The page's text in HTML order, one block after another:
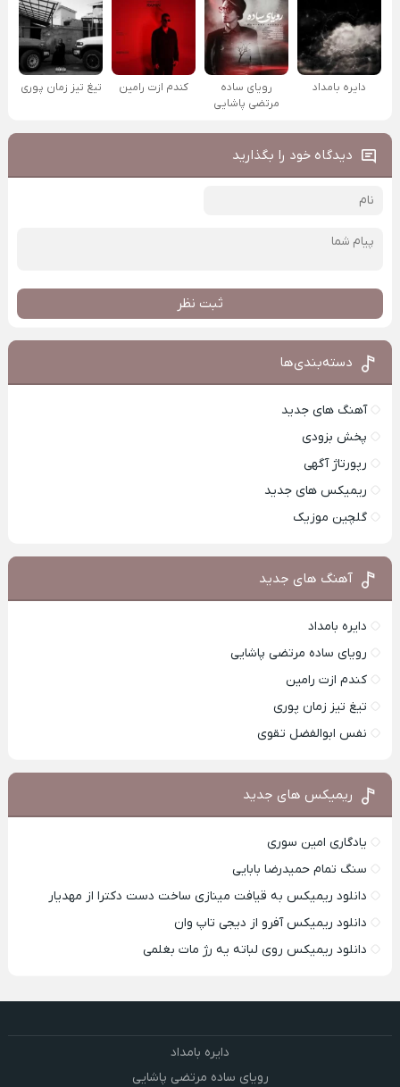
دایره بامداد
رویای ساده
مرتضی پاشایی
کندم ازت رامین تیغ تیز زمان پوری
دیدگاه خود را بگذارید
ثبت نظر
دسته‌بندی‌ها
آهنگ های جدید
پخش بزودی
رپورتاژ آگهی
ریمیکس های جدید
گلچین موزیک
آهنگ های جدید
دایره بامداد
رویای ساده مرتضی پاشایی
کندم ازت رامین
تیغ تیز زمان پوری
نفس ابوالفضل تقوی
ریمیکس های جدید
یادگاری امین سوری
سنگ تمام حمیدرضا بابایی
دانلود ریمیکس به قیافت مینازی ساخت دست دکترا از مهدیار
دانلود ریمیکس آفرو از ديجی تاپ وان
دانلود ریمیکس روی لباته یه رژ مات بغلمی
دایره بامداد
رویای ساده مرتضی پاشایی